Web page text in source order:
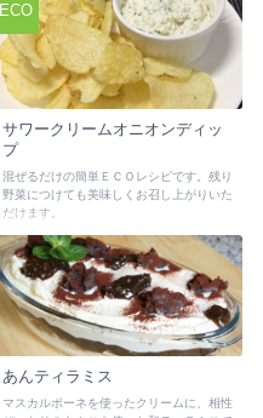
ECO
サワークリームオニオンディッ
プ
混ぜるだけの簡単ＥＣＯレシピです。残り
野菜につけても美味しくお召し上がりいた
だけます。
あんティラミス
マスカルポーネを使ったクリームに、相性